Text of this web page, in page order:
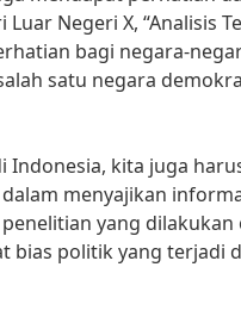
Negeri X, “Analisis
bagi negara-
satu negara
Indonesia, kita juga
menyajikan
yang dilakukan
bias politik yang terjadi